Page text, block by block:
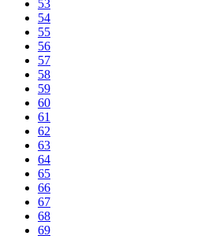
53
54
55
56
57
58
59
60
61
62
63
64
65
66
67
68
69